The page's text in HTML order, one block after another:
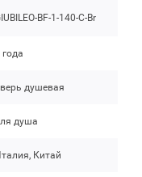
BF-1-140-C-Br
года
душевая
душа
Китай